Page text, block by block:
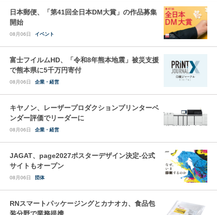
日本郵便、「第41回全日本DM大賞」の作品募集
開始
08月06日 イベント
富士フイルムHD、「令和8年熊本地震」被災支援
で熊本県に5千万円寄付
08月06日 企業・経営
キヤノン、レーザープロダクションプリンターベ
ンダー評価でリーダーに
08月06日 企業・経営
JAGAT、page2027ポスターデザイン決定-公式
サイトもオープン
08月06日 団体
RNスマートパッケージングとカナオカ、食品包